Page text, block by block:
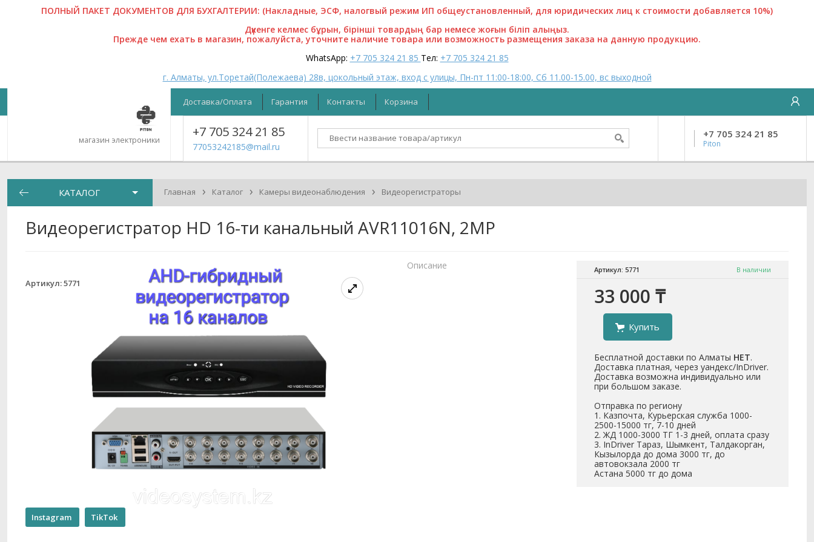
ПОЛНЫЙ ПАКЕТ ДОКУМЕНТОВ ДЛЯ БУХГАЛТЕРИИ: (Накладные, ЭСФ, налогвый режим ИП общеустановленный, для юридических лиц к стоимости добавляется 10%)
Дүкенге келмес бұрын, бірінші товардың бар немесе жоғын біліп алыңыз.
Прежде чем ехать в магазин, пожалуйста, уточните наличие товара или возможность размещения заказа на данную продукцию.
WhatsApp: +7 705 324 21 85 Тел: +7 705 324 21 85
г. Алматы, ул.Торетай(Полежаева) 28в, цокольный этаж, вход с улицы, Пн-пт 11:00-18:00, Сб 11.00-15.00, вс выходной
магазин электроники
Доставка/Оплата Гарантия Контакты Корзина
+7 705 324 21 85
77053242185@mail.ru
+7 705 324 21 85
Piton
КАТАЛОГ Главная › Каталог › Камеры видеонаблюдения › Видеорегистраторы
Видеорегистратор HD 16-ти канальный AVR11016N, 2MP
Артикул: 5771
Instagram TikTok
Артикул: 5771 В наличии
33 000 ₸
Купить
Бесплатной доставки по Алматы НЕТ.
Доставка платная, через уандекс/InDriver.
Доставка возможна индивидуально или
при большом заказе.
Отправка по региону
1. Казпочта, Курьерская служба 1000-
2500-15000 тг, 7-10 дней
2. ЖД 1000-3000 ТГ 1-3 дней, оплата сразу
3. InDriver Тараз, Шымкент, Талдакорган,
Кызылорда до дома 3000 тг, до
автовокзала 2000 тг
Астана 5000 тг до дома
Описание